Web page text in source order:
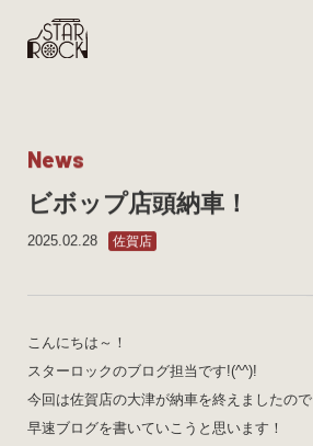
News
ビボップ店頭納車！
2025.02.28 佐賀店
こんにちは～！
スターロックのブログ担当です!(^^)!
今回は佐賀店の大津が納車を終えましたので
早速ブログを書いていこうと思います！